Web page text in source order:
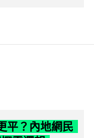
平？內地網民